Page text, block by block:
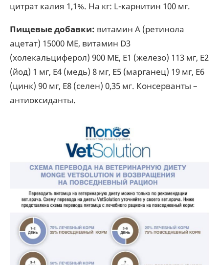
цитрат калия 1,1%. На кг: L-карнитин 100 мг.
Пищевые добавки: витамин А (ретинола
ацетат) 15000 МЕ, витамин D3
(холекальциферол) 900 МЕ, Е1 (железо) 113 мг, Е2
(йод) 1 мг, Е4 (медь) 8 мг, Е5 (марганец) 19 мг, Е6
(цинк) 90 мг, Е8 (селен) 0,35 мг. Консерванты –
антиоксиданты.